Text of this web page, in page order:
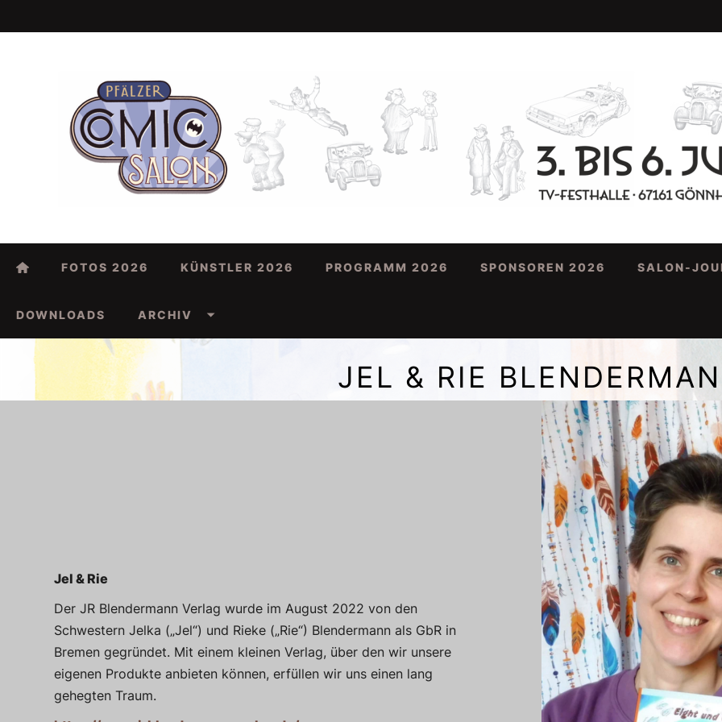
FOTOS 2026 KÜNSTLER 2026 PROGRAMM 2026 SPONSOREN 2026 SALON-
DOWNLOADS ARCHIV
JEL & RIE
Jel & Rie
Der JR Blendermann Verlag wurde im August 2022 von den
Schwestern Jelka („Jel“) und Rieke („Rie“) Blendermann als GbR in
Bremen gegründet. Mit einem kleinen Verlag, über den wir unsere
eigenen Produkte anbieten können, erfüllen wir uns einen lang
gehegten Traum.